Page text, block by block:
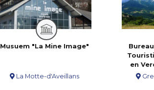
Musuem "La Mine Image"
La Motte-d'Aveillans
en